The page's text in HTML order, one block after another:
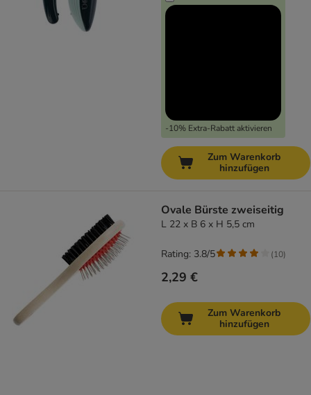
-10% Extra-Rabatt aktivieren
Zum Warenkorb
hinzufügen
Ovale Bürste zweiseitig
L 22 x B 6 x H 5,5 cm
2,29 €
Rating: 3.8/5 (10)
Zum Warenkorb
hinzufügen